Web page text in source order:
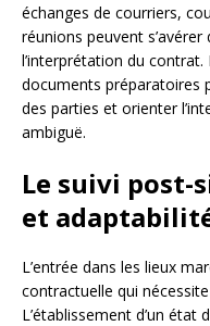
échanges de courriers,
réunions peuvent
l’interprétation du
documents préparatoires
des parties et orienter
ambiguë.
Le suivi post-
et
L’entrée dans les lieux
contractuelle qui
L’établissement d’un état